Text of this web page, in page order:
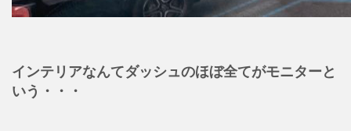
インテリアなんてダッシュのほぼ全てがモニターと
いう・・・